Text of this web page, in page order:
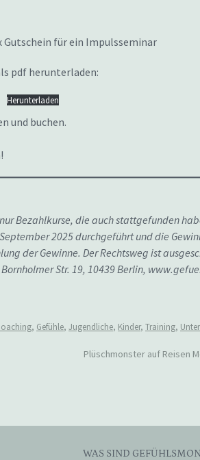
Gutschein für ein Impulsseminar
pdf herunterladen:
Herunterladen
und buchen.
Bezahlkurse, die auch stattgefunden
2025 durchgeführt und die
der Gewinne. Der Rechtsweg ist
Str. 19, 10439 Berlin,
, Gefühle, Jugendliche, Kinder, Training,
Plüschmonster auf Reisen
WAS SIND